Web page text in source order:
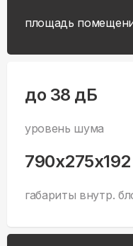
площадь
до 38 дБ
уровень шума
габариты внутр.